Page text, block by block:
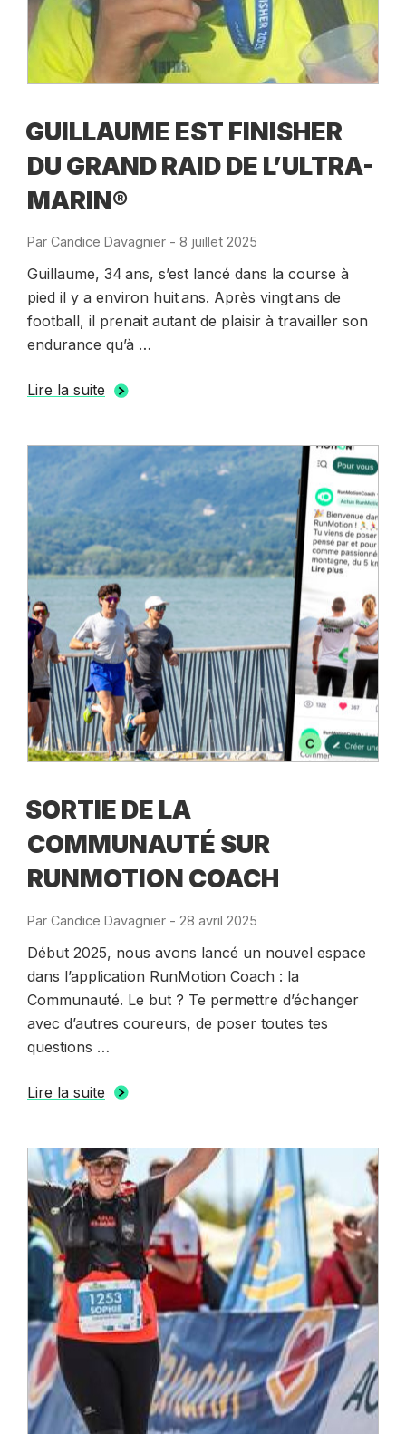
GUILLAUME EST FINISHER
DU GRAND RAID DE L’ULTRA-
MARIN®
Par Candice Davagnier - Publié
8 juillet 2025
Guillaume, 34 ans, s’est lancé dans la course à
pied il y a environ huit ans. Après vingt ans de
football, il prenait autant de plaisir à travailler son
endurance qu’à …
Lire la suite
SORTIE DE LA
COMMUNAUTÉ SUR
RUNMOTION COACH
Par Candice Davagnier - Publié
28 avril 2025
Début 2025, nous avons lancé un nouvel espace
dans l’application RunMotion Coach : la
Communauté. Le but ? Te permettre d’échanger
avec d’autres coureurs, de poser toutes tes
questions …
Lire la suite